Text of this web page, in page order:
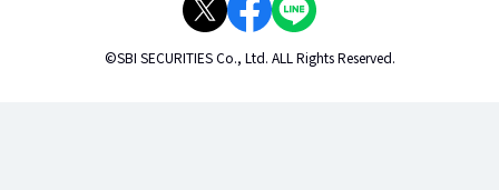
©SBI SECURITIES Co., Ltd. ALL Rights Reserved.